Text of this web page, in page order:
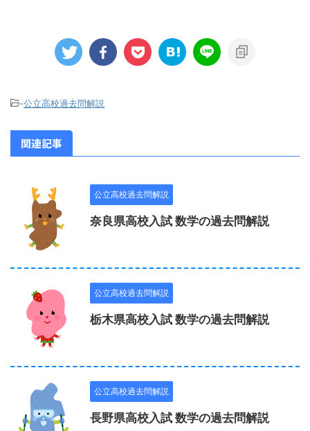
-公立高校過去問解説
関連記事
公立高校過去問解説
奈良県高校入試 数学の過去問解説
公立高校過去問解説
栃木県高校入試 数学の過去問解説
公立高校過去問解説
長野県高校入試 数学の過去問解説